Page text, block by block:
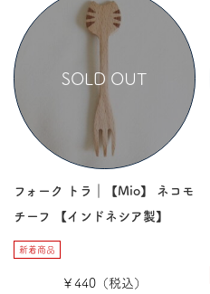
SOLD OUT
フォーク トラ｜【Mio】 ネコモ
チーフ 【インドネシア製】
新着商品
￥440（税込）